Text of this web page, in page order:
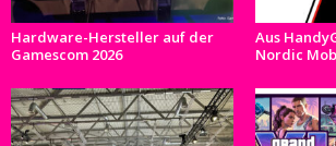
Hardware-Hersteller auf der
Gamescom 2026
Aus
Nordic